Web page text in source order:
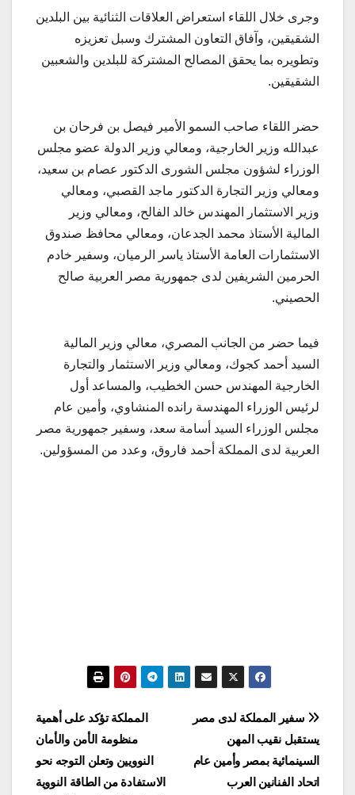
وجرى خلال اللقاء استعراض العلاقات الثنائية بين البلدين
الشقيقين، وآفاق التعاون المشترك وسبل تعزيزه
وتطويره بما يحقق المصالح المشتركة للبلدين والشعبين
الشقيقين.
حضر اللقاء صاحب السمو الأمير فيصل بن فرحان بن
عبدالله وزير الخارجية، ومعالي وزير الدولة عضو مجلس
الوزراء لشؤون مجلس الشورى الدكتور عصام بن سعيد،
ومعالي وزير التجارة الدكتور ماجد القصبي، ومعالي
وزير الاستثمار المهندس خالد الفالح، ومعالي وزير
المالية الأستاذ محمد الجدعان، ومعالي محافظ صندوق
الاستثمارات العامة الأستاذ ياسر الرميان، وسفير خادم
الحرمين الشريفين لدى جمهورية مصر العربية صالح
الحصيني.
فيما حضر من الجانب المصري، معالي وزير المالية
السيد أحمد كجوك، ومعالي وزير الاستثمار والتجارة
الخارجية المهندس حسن الخطيب، والمساعد أول
لرئيس الوزراء المهندسة رانده المنشاوي، وأمين عام
مجلس الوزراء السيد أسامة سعد، وسفير جمهورية مصر
العربية لدى المملكة أحمد فاروق، وعدد من المسؤولين.
تصفّح
المقالات
المملكة تؤكد على أهمية
منظومة الأمن والأمان
النوويين وتعلن التوجه نحو
الاستفادة من الطاقة النووية
سفير المملكة لدى مصر
يستقبل نقيب المهن
السينمائية بمصر وأمين عام
اتحاد الفنانين العرب